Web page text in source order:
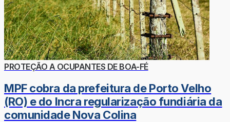
PROTEÇÃO A OCUPANTES DE BOA-FÉ
MPF cobra da prefeitura de Porto Velho
(RO) e do Incra regularização fundiária da
comunidade Nova Colina